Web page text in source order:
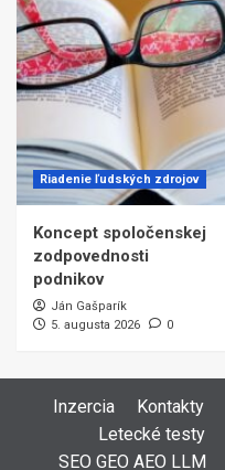
Riadenie ľudských zdrojov
Koncept spoločenskej
zodpovednosti
podnikov
Ján Gašparík
5. augusta 2026
0
Inzercia Kontakty
Letecké testy
SEO GEO AEO LLM